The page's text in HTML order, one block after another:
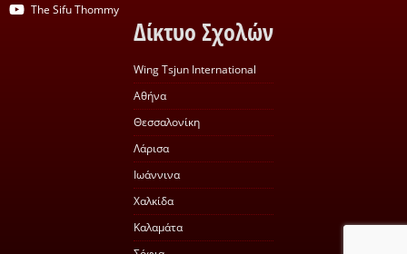
The Sifu Thommy
Δίκτυο Σχολών
Wing Tsjun International
Αθήνα
Θεσσαλονίκη
Λάρισα
Ιωάννινα
Χαλκίδα
Καλαμάτα